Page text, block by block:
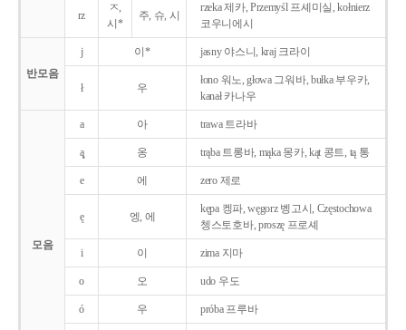
rz
ㅈ,
시*
주, 슈, 시
rzeka 제카, Przemyśl 프셰미실, kołnierz
코우니에시
반모음
j 이* jasny 야스니, kraj 크라이
ł 우
łono 워노, głowa 그워바, bułka 부우카,
kanał 카나우
모음
a 아 trawa 트라바
ą̨ 옹 trąba 트롱바, mąka 몽카, kąt 콩트, tą 통
e 에 zero 제로
ę 엥, 에
kępa 켕파, węgorz 벵고시, Częstochowa
쳉스토호바, proszę 프로셰
i 이 zima 지마
o 오 udo 우도
ó 우 próba 프루바